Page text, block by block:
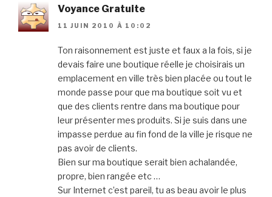
Voyance Gratuite
11 JUIN 2010 À 10:02
Ton raisonnement est juste et faux a la fois, si je
devais faire une boutique réelle je choisirais un
emplacement en ville très bien placée ou tout le
monde passe pour que ma boutique soit vu et
que des clients rentre dans ma boutique pour
leur présenter mes produits. Si je suis dans une
impasse perdue au fin fond de la ville je risque ne
pas avoir de clients.
Bien sur ma boutique serait bien achalandée,
propre, bien rangée etc …
Sur Internet c’est pareil, tu as beau avoir le plus